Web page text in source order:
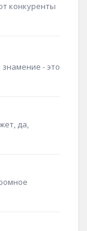
конкуренты
- это
да,